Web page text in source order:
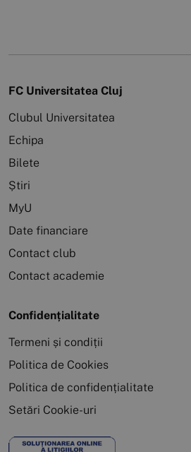
FC Universitatea Cluj
Clubul Universitatea
Echipa
Bilete
Știri
MyU
Date financiare
Contact club
Contact academie
Confidențialitate
Termeni și condiții
Politica de Cookies
Politica de confidențialitate
Setări Cookie-uri